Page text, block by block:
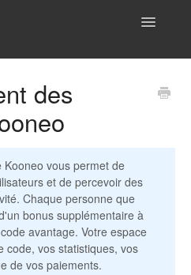
Toggle
Outils
des
vous permet de
et de percevoir des
Chaque personne que
bonus supplémentaire à
avantage. Votre espace
code, vos statistiques, vos
de vos paiements.